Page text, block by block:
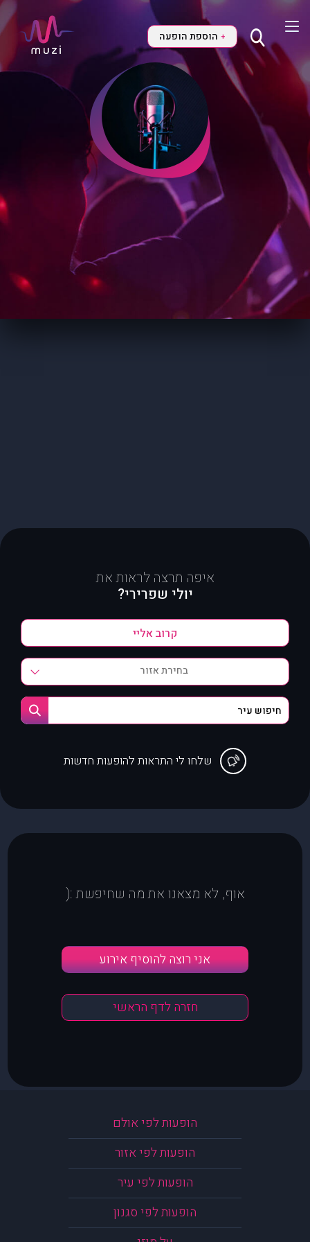
+ הוספת הופעה
איפה תרצה לראות את
יולי שפרירי?
בחירת אזור
שלחו לי התראות להופעות חדשות
אוף, לא מצאנו את מה שחיפשת :(
אני רוצה להוסיף אירוע
חזרה לדף הראשי
הופעות לפי אולם
הופעות לפי אזור
הופעות לפי עיר
הופעות לפי סגנון